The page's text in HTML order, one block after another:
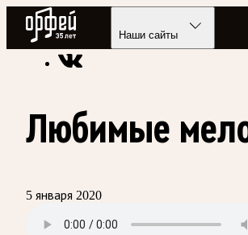
Радио Орфей
Наши сайты
Радио классической музыки «Орфей»
Любимые
5 января 2020